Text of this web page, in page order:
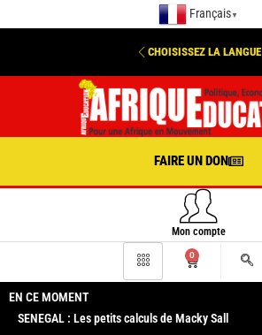
Français ▼
CHOISISSEZ LA LANGUE
FAIRE UN DON
Mon compte
0
EN CE MOMENT
SENEGAL : Les petits calculs de Macky Sall